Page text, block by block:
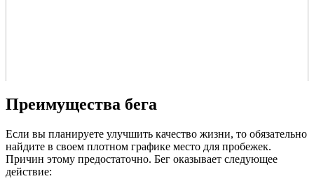
Преимущества бега
Если вы планируете улучшить качество жизни, то обязательно
найдите в своем плотном графике место для пробежек.
Причин этому предостаточно. Бег оказывает следующее
действие: